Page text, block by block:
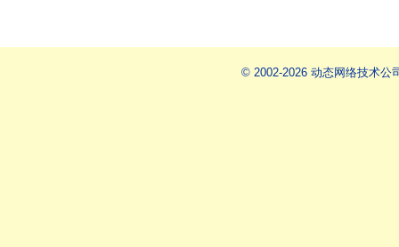
© 2002-2026 动态网络技术公